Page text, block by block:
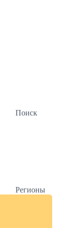
Поиск
Регионы